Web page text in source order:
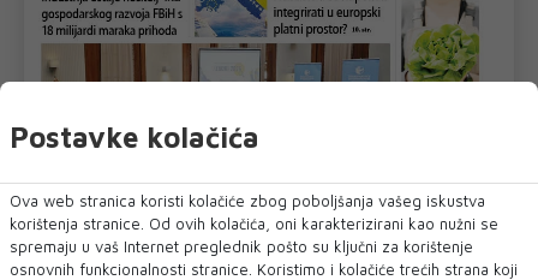
Postavke kolačića
Ova web stranica koristi kolačiće zbog poboljšanja vašeg iskustva
korištenja stranice. Od ovih kolačića, oni karakterizirani kao nužni se
spremaju u vaš Internet preglednik pošto su ključni za korištenje
osnovnih funkcionalnosti stranice. Koristimo i kolačiće trećih strana koji